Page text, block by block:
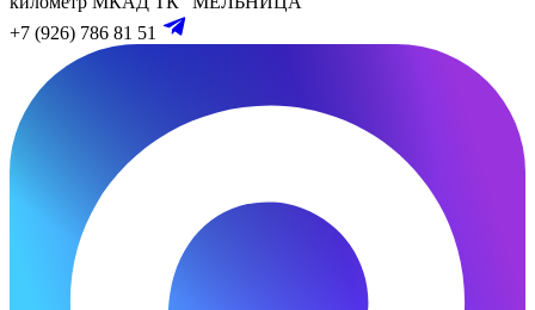
+7 (926) 786 81 51